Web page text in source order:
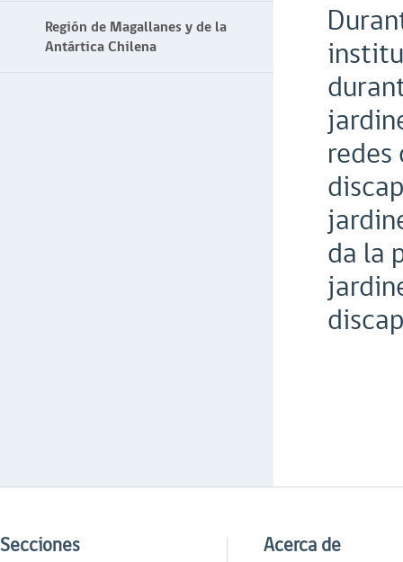
Región de Magallanes y de la
Antártica Chilena
da la
Secciones Acerca de